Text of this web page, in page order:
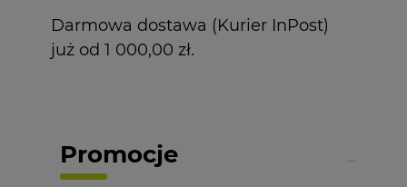
Darmowa dostawa (Kurier InPost)
już od 1 000,00 zł.
Promocje